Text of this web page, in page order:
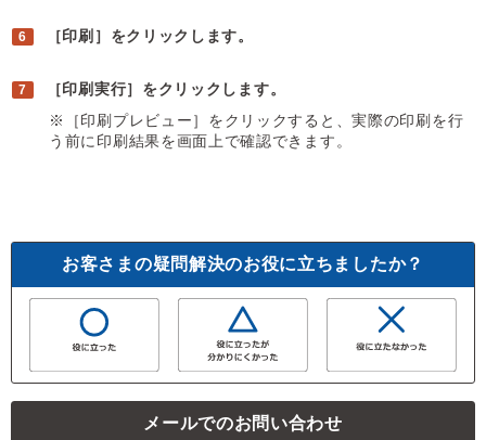
［印刷］をクリックします。
［印刷実行］をクリックします。
※［印刷プレビュー］をクリックすると、実際の印刷を行
う前に印刷結果を画面上で確認できます。
お客さまの疑問解決のお役に立ちましたか？
メールでのお問い合わせ